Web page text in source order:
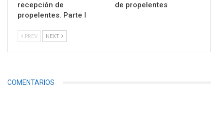
recepción de
propelentes. Parte I
de propelentes
PREV NEXT
COMENTARIOS